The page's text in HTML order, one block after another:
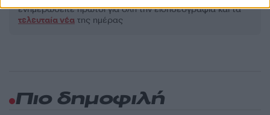
ενημερωθείτε πρώτοι για όλη την ειδησεογραφία και τα
τελευταία νέα της ημέρας
Πιο δημοφιλή